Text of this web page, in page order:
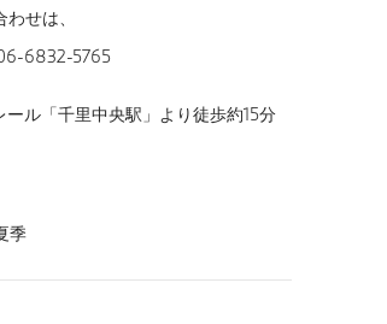
せは、
6832-5765
ル「千里中央駅」より徒歩約15分
季